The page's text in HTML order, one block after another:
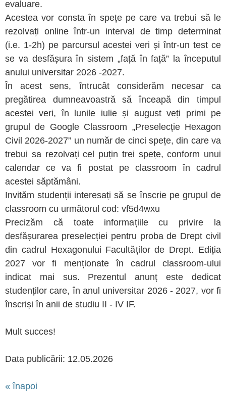
evaluare.
Acestea vor consta în spețe pe care va trebui să le
rezolvați online într-un interval de timp determinat
(i.e. 1-2h) pe parcursul acestei veri și într-un test ce
se va desfășura în sistem „față în față” la începutul
anului universitar 2026 -2027.
În acest sens, întrucât considerăm necesar ca
pregătirea dumneavoastră să înceapă din timpul
acestei veri, în lunile iulie și august veți primi pe
grupul de Google Classroom „Preselecție Hexagon
Civil 2026-2027” un număr de cinci spețe, din care va
trebui sa rezolvați cel puțin trei spețe, conform unui
calendar ce va fi postat pe classroom în cadrul
acestei săptămâni.
Invităm studenții interesați să se înscrie pe grupul de
classroom cu următorul cod: vf5d4wxu
Precizăm că toate informațiile cu privire la
desfășurarea preselecției pentru proba de Drept civil
din cadrul Hexagonului Facultăților de Drept. Ediția
2027 vor fi menționate în cadrul classroom-ului
indicat mai sus. Prezentul anunț este dedicat
studenților care, în anul universitar 2026 - 2027, vor fi
înscriși în anii de studiu II - IV IF.
Mult succes!
Data publicării: 12.05.2026
« înapoi